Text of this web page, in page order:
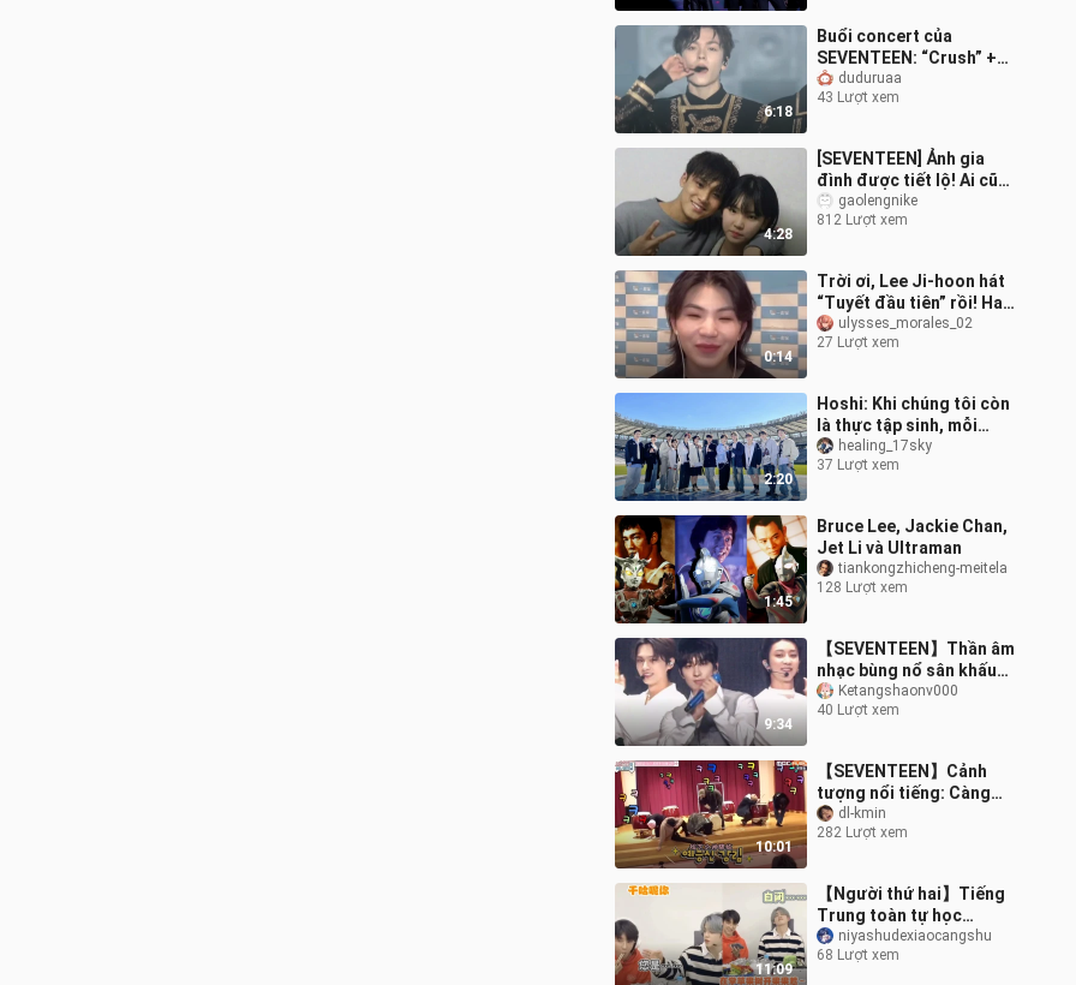
6:18
Buổi concert của
SEVENTEEN: “Crush” +
“Rock with you” – Hoàng
tử hạ phàm! Rạo rực máu
duduruaa
43 Lượt xem
4:28
[SEVENTEEN] Ảnh gia
đình được tiết lộ! Ai cũng
có gen tuyệt vời!
gaolengnike
812 Lượt xem
0:14
Trời ơi, Lee Ji-hoon hát
“Tuyết đầu tiên” rồi! Hay
quá chừng luôn! Có thể
cho xin cái cha không hả
ulysses_morales_02
27 Lượt xem
2:20
Hoshi: Khi chúng tôi còn
là thực tập sinh, mỗi
người chúng tôi đều đã
làm như vậy trong 4
healing_17sky
37 Lượt xem
1:45
Bruce Lee, Jackie Chan,
Jet Li và Ultraman
tiankongzhicheng-meitela
128 Lượt xem
9:34
【SEVENTEEN】Thần âm
nhạc bùng nổ sân khấu
cuối cùng tại wvscon +
Sân khấu HD Left&Right!
Ketangshaonv000
40 Lượt xem
10:01
【SEVENTEEN】Cảnh
tượng nổi tiếng: Càng
không được cười lại
càng muốn cười – cùng
dl-kmin
282 Lượt xem
11:09
【Người thứ hai】Tiếng
Trung toàn tự học
【SEVENTEEN】【Lớp
học tiếng Trung nhỏ】
niyashudexiaocangshu
68 Lượt xem